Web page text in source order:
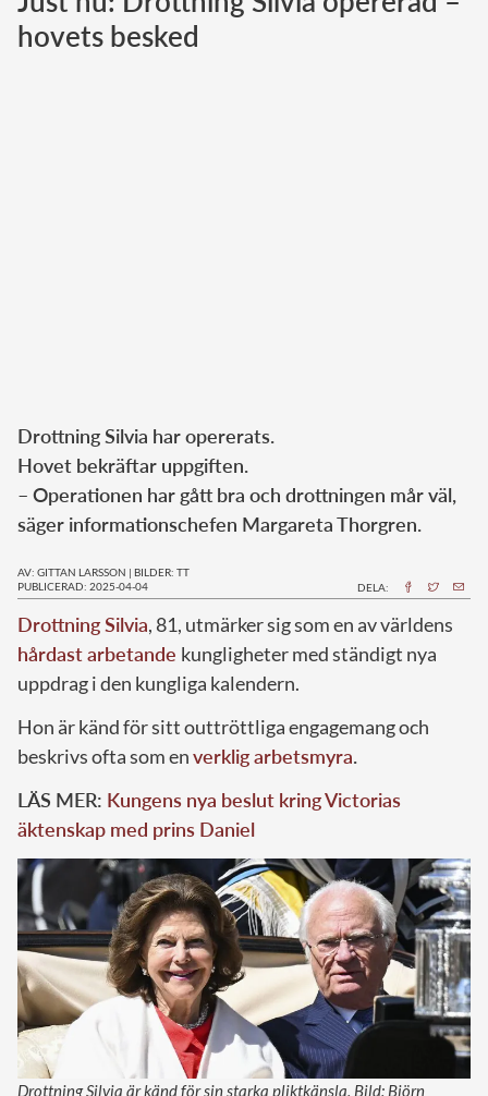
Norska kungahuset
hovets besked
Drottning Silvia har opererats.
Hovet bekräftar uppgiften.
– Operationen har gått bra och drottningen mår väl,
säger informationschefen Margareta Thorgren.
AV: GITTAN LARSSON | BILDER: TT
PUBLICERAD: 2025-04-04
DELA:
Drottning Silvia, 81, utmärker sig som en av världens
hårdast arbetande kungligheter med ständigt nya
uppdrag i den kungliga kalendern.
Hon är känd för sitt outtröttliga engagemang och
beskrivs ofta som enverklig arbetsmyra.
LÄS MER: Kungens nya beslut kring Victorias
äktenskap med prins Daniel
Drottning Silvia är känd för sin starka pliktkänsla. Bild: Björn